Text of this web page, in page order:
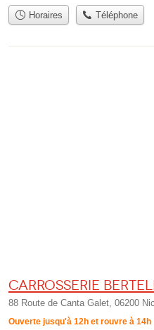
Horaires Téléphone
Carrosserie
88 Route de Canta Galet, 06200
Ouverte jusqu'à 12h et rouvre à 14h